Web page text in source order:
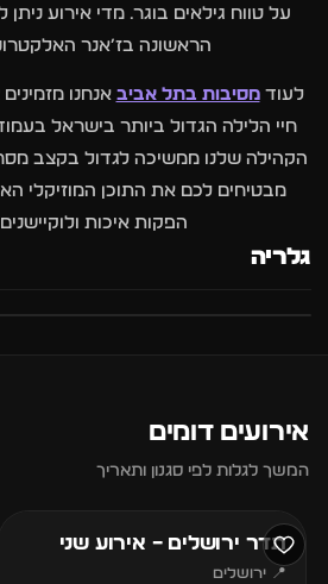
על טווח גילאים בוגר. מדי אירוע
הראשונה בז׳אנר
לעודמסיבות בתל אביב אנחנו
חיי הלילה הגדול ביותר בישראל
הקהילה שלנו ממשיכה לגדול בקצב
מבטיחים לכם את התוכן המוזיקלי
הפקות איכות ולוקיישנים
גלריה
אירועים דומים
המשך לגלות לפי סגנון ותאריך
אוגוסט
תדר ירושלים – אירוע שני
📍 ירושלים